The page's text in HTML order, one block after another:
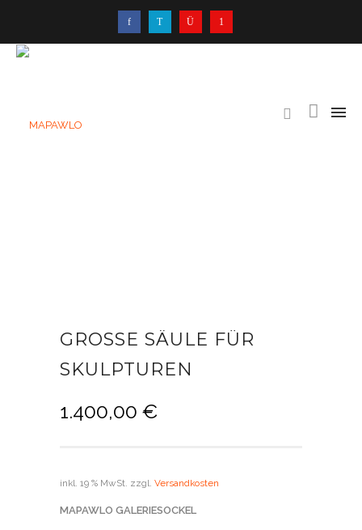
GROSSE SÄULE FÜR S
KULPTUREN
1.400,00 €
inkl. 19 % MwSt. zzgl. Versandkosten
MAPAWLO GALERIESOCKEL